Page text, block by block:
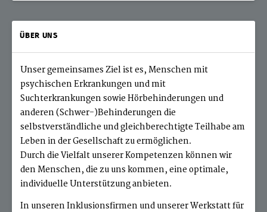
ÜBER UNS
Unser gemeinsames Ziel ist es, Menschen mit
psychischen Erkrankungen und mit
Suchterkrankungen sowie Hörbehinderungen und
anderen (Schwer-)Behinderungen die
selbstverständliche und gleichberechtigte Teilhabe am
Leben in der Gesellschaft zu ermöglichen.
Durch die Vielfalt unserer Kompetenzen können wir
den Menschen, die zu uns kommen, eine optimale,
individuelle Unterstützung anbieten.
In unseren Inklusionsfirmen und unserer Werkstatt für